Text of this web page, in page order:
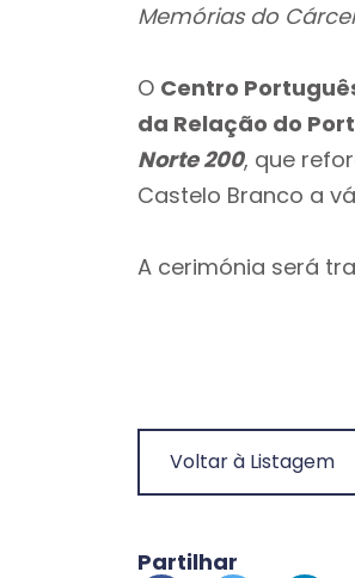
Memórias do
O Centro
da Relação do
Norte 200, que
Castelo Branco a
A cerimónia será
Voltar à Listagem
Partilhar